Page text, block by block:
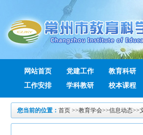
网站首页 党建工作 教育科研
工作安排
学科教研 校本课程
您当前的位置：首页 >>教育学会>>信息动态>>